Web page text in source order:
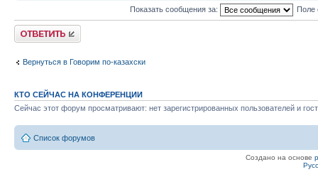
Показать сообщения за: Поле
Ответить
Вернуться в Говорим по-казахски
КТО СЕЙЧАС НА КОНФЕРЕНЦИИ
Сейчас этот форум просматривают: нет зарегистрированных пользователей и
Список форумов
Создано на основе